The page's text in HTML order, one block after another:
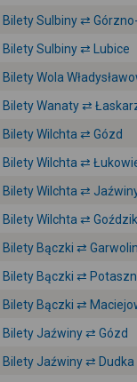
Bilety Sulbiny ⇄
Bilety Sulbiny ⇄ Lubice
Bilety Wola
Bilety Wanaty ⇄
Bilety Wilchta ⇄ Gózd
Bilety Wilchta ⇄
Bilety Wilchta ⇄
Bilety Wilchta ⇄ Goździk
Bilety Bączki ⇄ Garwolin
Bilety Bączki ⇄
Bilety Bączki ⇄
Bilety Jaźwiny ⇄ Gózd
Bilety Jaźwiny ⇄ Dudka